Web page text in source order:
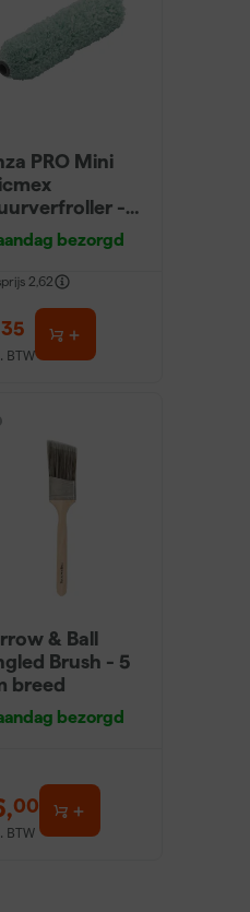
PRO Mini
-
bezorgd
2,62
35
BTW
& Ball
Brush - 5
breed
bezorgd
,00
BTW